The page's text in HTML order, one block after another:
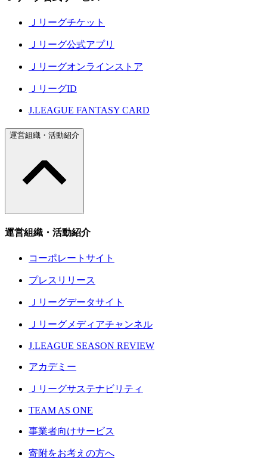
Ｊリーグチケット
Ｊリーグ公式アプリ
Ｊリーグオンラインストア
ＪリーグID
J.LEAGUE FANTASY CARD
運営組織・活動紹介
運営組織・活動紹介
コーポレートサイト
プレスリリース
Ｊリーグデータサイト
Ｊリーグメディアチャンネル
J.LEAGUE SEASON REVIEW
アカデミー
Ｊリーグサステナビリティ
TEAM AS ONE
事業者向けサービス
寄附をお考えの方へ